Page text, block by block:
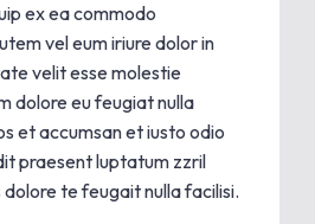
ex ea commodo
vel eum iriure dolor in
velit esse molestie
dolore eu feugiat nulla
et accumsan et iusto odio
praesent luptatum zzril
te feugait nulla facilisi.